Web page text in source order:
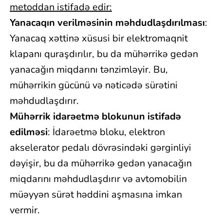
metoddan istifadə edir:
Yanacaqın verilməsinin məhdudlaşdırılması:
Yanacaq xəttinə xüsusi bir elektromaqnit
klapanı quraşdırılır, bu da mühərrikə gedən
yanacağın miqdarını tənzimləyir. Bu,
mühərrikin gücünü və nəticədə sürətini
məhdudlaşdırır.
Mühərrik idarəetmə blokunun istifadə
edilməsi: İdarəetmə bloku, elektron
akselerator pedalı dövrəsindəki gərginliyi
dəyişir, bu da mühərrikə gedən yanacağın
miqdarını məhdudlaşdırır və avtomobilin
müəyyən sürət həddini aşmasına imkan
vermir.